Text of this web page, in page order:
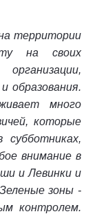
территории
на своих
образования.
много
которые
субботниках,
внимание в
и Левинки и
зоны -
контролем.